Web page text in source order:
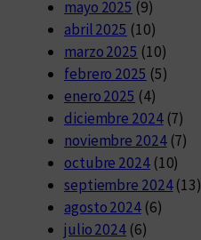
mayo 2025 (9)
abril 2025 (10)
marzo 2025 (10)
febrero 2025 (5)
enero 2025 (4)
diciembre 2024(7)
noviembre 2024(7)
octubre 2024(10)
septiembre 2024(13)
agosto 2024(6)
julio 2024 (6)